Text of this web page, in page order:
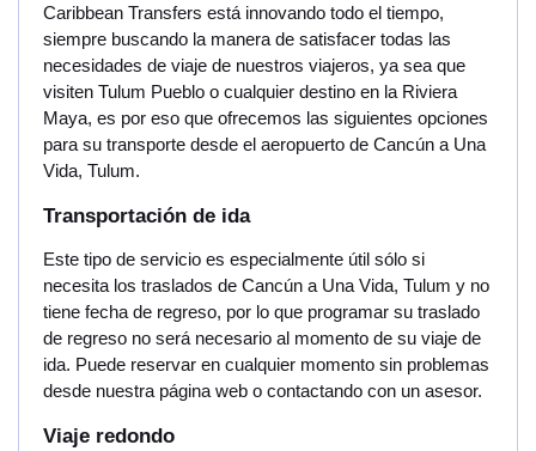
Caribbean Transfers está innovando todo el tiempo,
siempre buscando la manera de satisfacer todas las
necesidades de viaje de nuestros viajeros, ya sea que
visiten Tulum Pueblo o cualquier destino en la Riviera
Maya, es por eso que ofrecemos las siguientes opciones
para su transporte desde el aeropuerto de Cancún a Una
Vida, Tulum.
Transportación de ida
Este tipo de servicio es especialmente útil sólo si
necesita los traslados de Cancún a Una Vida, Tulum y no
tiene fecha de regreso, por lo que programar su traslado
de regreso no será necesario al momento de su viaje de
ida. Puede reservar en cualquier momento sin problemas
desde nuestra página web o contactando con un asesor.
Viaje redondo